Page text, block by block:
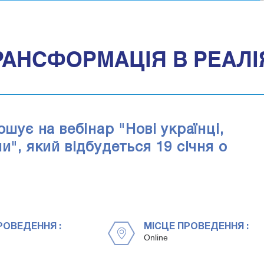
В
на вебінар "Нові українці,
який відбудеться 19 січня о
: МІСЦЕ ПРОВЕДЕННЯ :
Online